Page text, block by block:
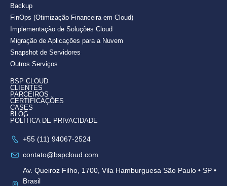
Backup
FinOps (Otimização Financeira em Cloud)
Implementação de Soluções Cloud
Migração de Aplicações para a Nuvem
Snapshot de Servidores
Outros Serviços
BSP CLOUD
CLIENTES
PARCEIROS
CERTIFICAÇÕES
CASES
BLOG
POLÍTICA DE PRIVACIDADE
+55 (11) 94067-2524
contato@bspcloud.com
Av. Queiroz Filho, 1700, Vila Hamburguesa São Paulo • SP •
Brasil